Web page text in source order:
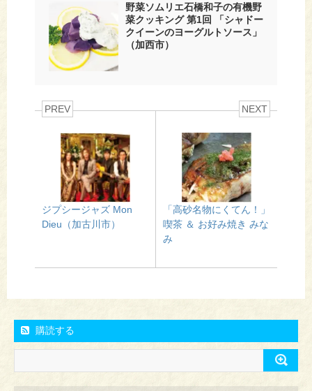
野菜ソムリエ石橋和子の有機野
菜クッキング 第1回 「シャドー
クイーンのヨーグルトソース」
（加西市）
PREV
ジプシージャズ Mon
Dieu（加古川市）
NEXT
「高砂名物にくてん！」
喫茶 ＆ お好み焼き みな
み
購読する